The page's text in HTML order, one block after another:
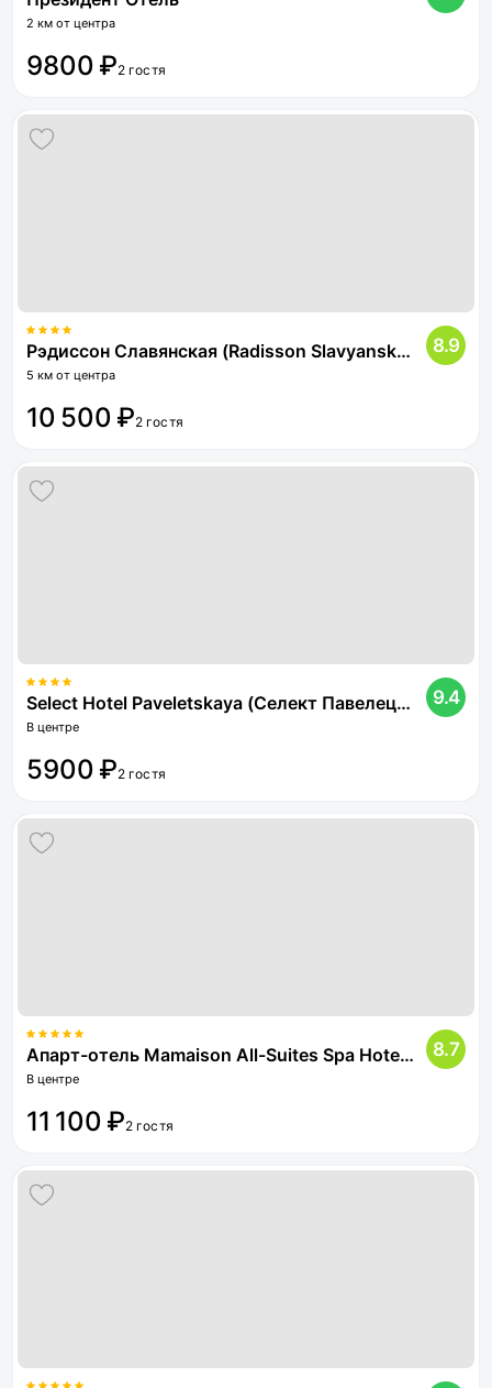
2 км от центра
9800 ₽2 гостя
Рэдиссон Славянская (Radisson Slavyanskaya)
5 км от центра
8.9
10 500 ₽2 гостя
Select Hotel Paveletskaya (Селект Павелецкая)
В центре
9.4
5900 ₽2 гостя
Апарт-отель Mamaison All-Suites Spa Hotel Pokrovka (Мамэзон Отель Покровка)
В центре
8.7
11 100 ₽2 гостя